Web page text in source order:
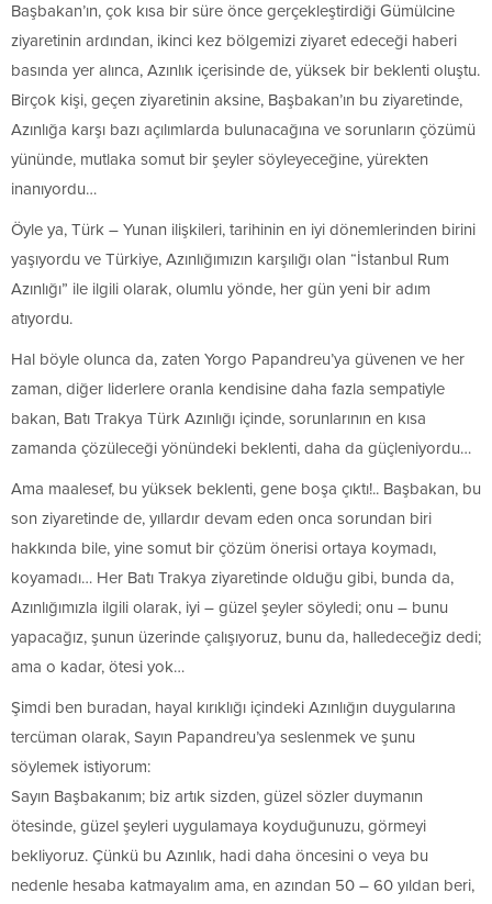
Başbakan’ın, çok kısa bir süre önce gerçekleştirdiği Gümülcine
ziyaretinin ardından, ikinci kez bölgemizi ziyaret edeceği haberi
basında yer alınca, Azınlık içerisinde de, yüksek bir beklenti oluştu.
Birçok kişi, geçen ziyaretinin aksine, Başbakan’ın bu ziyaretinde,
Azınlığa karşı bazı açılımlarda bulunacağına ve sorunların çözümü
yününde, mutlaka somut bir şeyler söyleyeceğine, yürekten
inanıyordu…
Öyle ya, Türk – Yunan ilişkileri, tarihinin en iyi dönemlerinden birini
yaşıyordu ve Türkiye, Azınlığımızın karşılığı olan “İstanbul Rum
Azınlığı” ile ilgili olarak, olumlu yönde, her gün yeni bir adım
atıyordu.
Hal böyle olunca da, zaten Yorgo Papandreu’ya güvenen ve her
zaman, diğer liderlere oranla kendisine daha fazla sempatiyle
bakan, Batı Trakya Türk Azınlığı içinde, sorunlarının en kısa
zamanda çözüleceği yönündeki beklenti, daha da güçleniyordu…
Ama maalesef, bu yüksek beklenti, gene boşa çıktı!.. Başbakan, bu
son ziyaretinde de, yıllardır devam eden onca sorundan biri
hakkında bile, yine somut bir çözüm önerisi ortaya koymadı,
koyamadı… Her Batı Trakya ziyaretinde olduğu gibi, bunda da,
Azınlığımızla ilgili olarak, iyi – güzel şeyler söyledi; onu – bunu
yapacağız, şunun üzerinde çalışıyoruz, bunu da, halledeceğiz dedi;
ama o kadar, ötesi yok…
Şimdi ben buradan, hayal kırıklığı içindeki Azınlığın duygularına
tercüman olarak, Sayın Papandreu’ya seslenmek ve şunu
söylemek istiyorum:
Sayın Başbakanım; biz artık sizden, güzel sözler duymanın
ötesinde, güzel şeyleri uygulamaya koyduğunuzu, görmeyi
bekliyoruz. Çünkü bu Azınlık, hadi daha öncesini o veya bu
nedenle hesaba katmayalım ama, en azından 50 – 60 yıldan beri,